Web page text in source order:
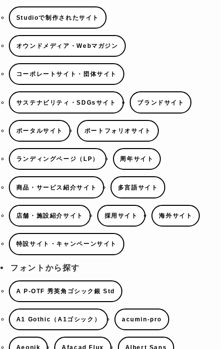
Studioで制作されたサイト
オウンドメディア・Webマガジン
コーポレートサイト・団体サイト
サステナビリティ・SDGsサイト ブランドサイト
ポータルサイト ポートフォリオサイト
ランディングページ（LP） 周年サイト
商品・サービス紹介サイト 多言語サイト
店舗・施設紹介サイト 採用サイト 海外サイト
特設サイト・キャンペーンサイト
フォントから探す
A P-OTF 秀英角ゴシック銀 Std
A1 Gothic（A1ゴシック） acumin-pro
Aeonik Afacad Flux Albert Sans